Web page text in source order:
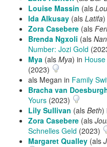
Louise Massin (als
Ida Alkusay (als Latifa)
Zora Casebere (als
Brenda Ngxoli (als
Number: Jozi Gold
Mya (als Mya) in
(2023)
als Megan in Family
Bracha van
Yours (2023)
Lily Sullivan (als Beth)
Zora Casebere (als
Schnelles Geld (2023)
Margaret Qualley (als